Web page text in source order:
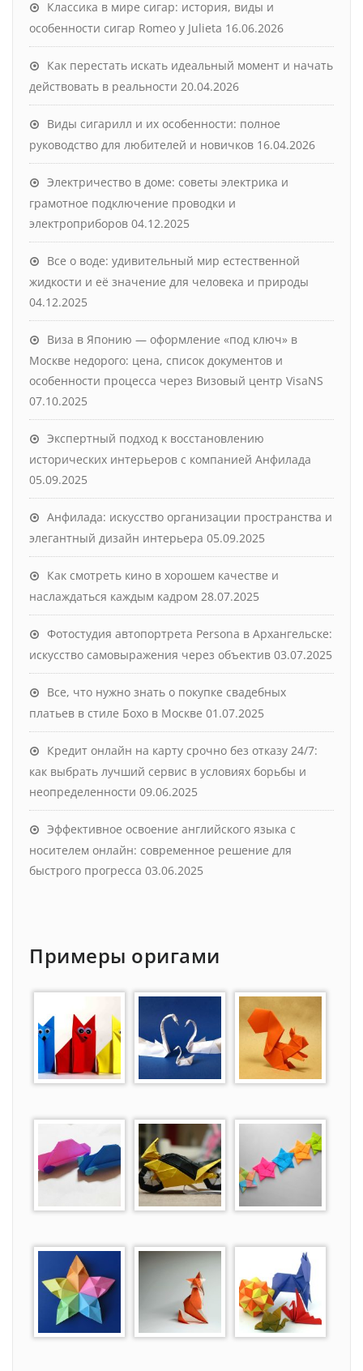
Классика в мире сигар: история, виды и
особенности сигар Romeo y Julieta 16.06.2026
Как перестать искать идеальный момент и начать
действовать в реальности 20.04.2026
Виды сигарилл и их особенности: полное
руководство для любителей и новичков 16.04.2026
Электричество в доме: советы электрика и
грамотное подключение проводки и
электроприборов 04.12.2025
Все о воде: удивительный мир естественной
жидкости и её значение для человека и природы
04.12.2025
Виза в Японию — оформление «под ключ» в
Москве недорого: цена, список документов и
особенности процесса через Визовый центр VisaNS
07.10.2025
Экспертный подход к восстановлению
исторических интерьеров с компанией Анфилада
05.09.2025
Анфилада: искусство организации пространства и
элегантный дизайн интерьера 05.09.2025
Как смотреть кино в хорошем качестве и
наслаждаться каждым кадром 28.07.2025
Фотостудия автопортрета Persona в Архангельске:
искусство самовыражения через объектив 03.07.2025
Все, что нужно знать о покупке свадебных
платьев в стиле Бохо в Москве 01.07.2025
Кредит онлайн на карту срочно без отказу 24/7:
как выбрать лучший сервис в условиях борьбы и
неопределенности 09.06.2025
Эффективное освоение английского языка с
носителем онлайн: современное решение для
быстрого прогресса 03.06.2025
Примеры оригами